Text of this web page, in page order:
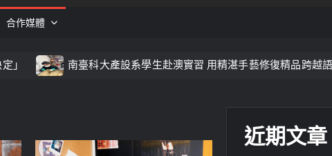
合作媒體
南臺科大產設系學生赴澳實習 用精湛手藝修復精品跨越語言隔閡
近期文章